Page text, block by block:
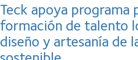
Teck apoya programa
formación de talento
diseño y artesanía de